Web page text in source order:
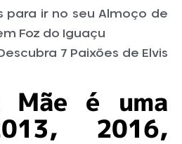
para ir no seu Almoço de
Foz do Iguaçu
7 Paixões de Elvis
Mãe é uma
2016,